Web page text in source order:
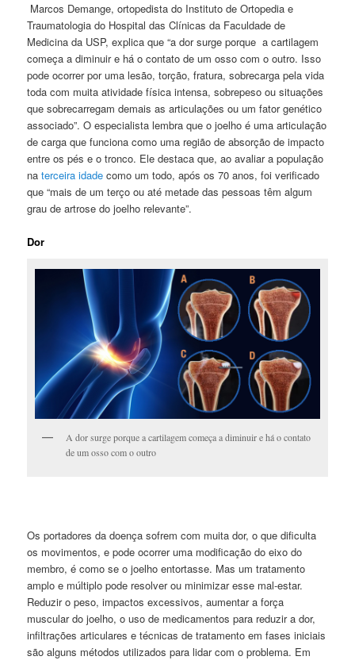
Marcos Demange, ortopedista do Instituto de Ortopedia e
Traumatologia do Hospital das Clínicas da Faculdade de
Medicina da USP, explica que “a dor surge porque a cartilagem
começa a diminuir e há o contato de um osso com o outro. Isso
pode ocorrer por uma lesão, torção, fratura, sobrecarga pela vida
toda com muita atividade física intensa, sobrepeso ou situações
que sobrecarregam demais as articulações ou um fator genético
associado”. O especialista lembra que o joelho é uma articulação
de carga que funciona como uma região de absorção de impacto
entre os pés e o tronco. Ele destaca que, ao avaliar a população
naterceira idade como um todo, após os 70 anos, foi verificado
que “mais de um terço ou até metade das pessoas têm algum
grau de artrose do joelho relevante”.
Dor
A dor surge porque a cartilagem começa a diminuir e há o contato
de um osso com o outro
Os portadores da doença sofrem com muita dor, o que dificulta
os movimentos, e pode ocorrer uma modificação do eixo do
membro, é como se o joelho entortasse. Mas um tratamento
amplo e múltiplo pode resolver ou minimizar esse mal-estar.
Reduzir o peso, impactos excessivos, aumentar a força
muscular do joelho, o uso de medicamentos para reduzir a dor,
infiltrações articulares e técnicas de tratamento em fases iniciais
são alguns métodos utilizados para lidar com o problema. Em